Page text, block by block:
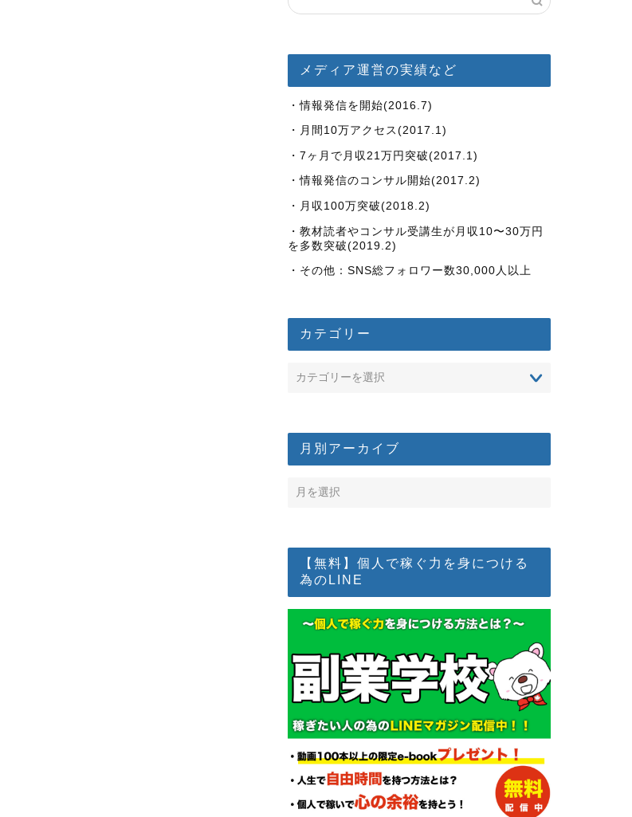
メディア運営の実績など
・情報発信を開始(2016.7)
・月間10万アクセス(2017.1)
・7ヶ月で月収21万円突破(2017.1)
・情報発信のコンサル開始(2017.2)
・月収100万突破(2018.2)
・教材読者やコンサル受講生が月収10〜30万円
を多数突破(2019.2)
・その他：SNS総フォロワー数30,000人以上
カテゴリー
月別アーカイブ
【無料】個人で稼ぐ力を身につける
為のLINE